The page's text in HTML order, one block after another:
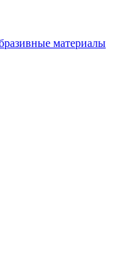
материалы